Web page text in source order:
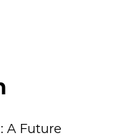
A Future